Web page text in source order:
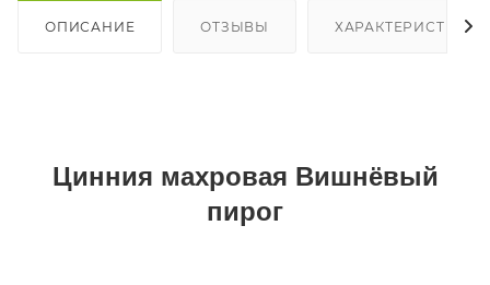
ОПИСАНИЕ ОТЗЫВЫ ХАРАКТЕРИСТИКИ
Цинния махровая Вишнёвый
пирог